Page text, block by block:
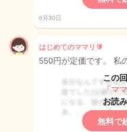
6月30日
はじめてのママリ🔰
550円が定価です。 私
この
「マ
お読
無料で